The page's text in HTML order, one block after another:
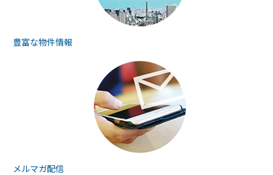
豊富な物件情報
メルマガ配信